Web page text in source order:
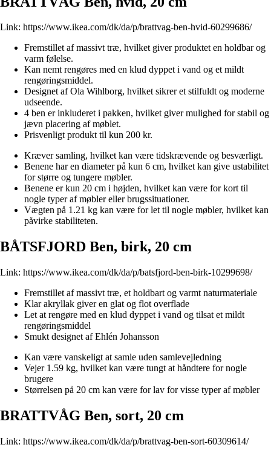
Link: https://www.ikea.com/dk/da/p/brattvag-ben-hvid-60299686/
Fremstillet af massivt træ, hvilket giver produktet en holdbar og
varm følelse.
Kan nemt rengøres med en klud dyppet i vand og et mildt
rengøringsmiddel.
Designet af Ola Wihlborg, hvilket sikrer et stilfuldt og moderne
udseende.
4 ben er inkluderet i pakken, hvilket giver mulighed for stabil og
jævn placering af møblet.
Prisvenligt produkt til kun 200 kr.
Kræver samling, hvilket kan være tidskrævende og besværligt.
Benene har en diameter på kun 6 cm, hvilket kan give ustabilitet
for større og tungere møbler.
Benene er kun 20 cm i højden, hvilket kan være for kort til
nogle typer af møbler eller brugssituationer.
Vægten på 1.21 kg kan være for let til nogle møbler, hvilket kan
påvirke stabiliteten.
BÅTSFJORD Ben, birk, 20 cm
Link: https://www.ikea.com/dk/da/p/batsfjord-ben-birk-10299698/
Fremstillet af massivt træ, et holdbart og varmt naturmateriale
Klar akryllak giver en glat og flot overflade
Let at rengøre med en klud dyppet i vand og tilsat et mildt
rengøringsmiddel
Smukt designet af Ehlén Johansson
Kan være vanskeligt at samle uden samlevejledning
Vejer 1.59 kg, hvilket kan være tungt at håndtere for nogle
brugere
Størrelsen på 20 cm kan være for lav for visse typer af møbler
BRATTVÅG Ben, sort, 20 cm
Link: https://www.ikea.com/dk/da/p/brattvag-ben-sort-60309614/